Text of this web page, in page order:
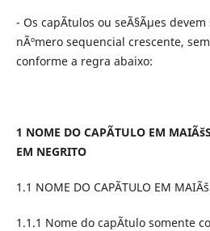
- Os capÃ­tulos ou seÃ§Ãµes
nÃºmero sequencial crescente,
conforme a regra abaixo:
1 NOME DO CAPÃTULO EM
EM NEGRITO
1.1 NOME DO CAPÃTULO EM
1.1.1 Nome do capÃ­tulo somente